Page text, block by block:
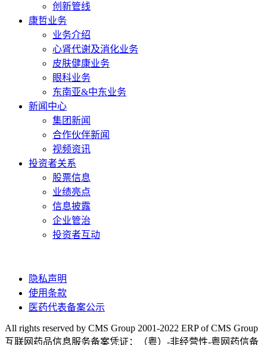
创新管线
康哲业务
业务介绍
心肾代谢及消化业务
皮肤健康业务
眼科业务
东南亚&中东业务
新闻中心
集团新闻
合作伙伴新闻
视频资讯
投资者关系
股票信息
业绩亮点
信息披露
企业管治
投资者互动
隐私声明
使用条款
医药代表备案公示
All rights reserved by CMS Group 2001-2022 ERP of CMS Group
互联网药品信息服务备案凭证：（粤）-非经营性-粤网药信备